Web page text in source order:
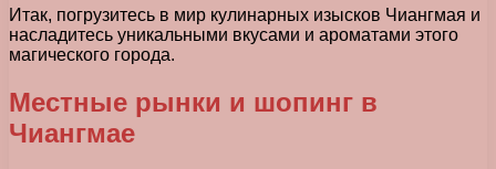
Итак, погрузитесь в мир кулинарных изысков Чиангмая и
насладитесь уникальными вкусами и ароматами этого
магического города.
Местные рынки и шопинг в
Чиангмае